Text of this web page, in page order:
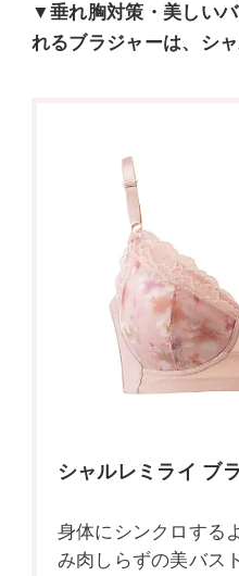
▼垂れ胸対策・美しい
れるブラジャーは、シ
シャルレミライ ブ
身体にシンクロする
み肉しらずの美バス